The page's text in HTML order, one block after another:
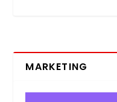
MARKETING